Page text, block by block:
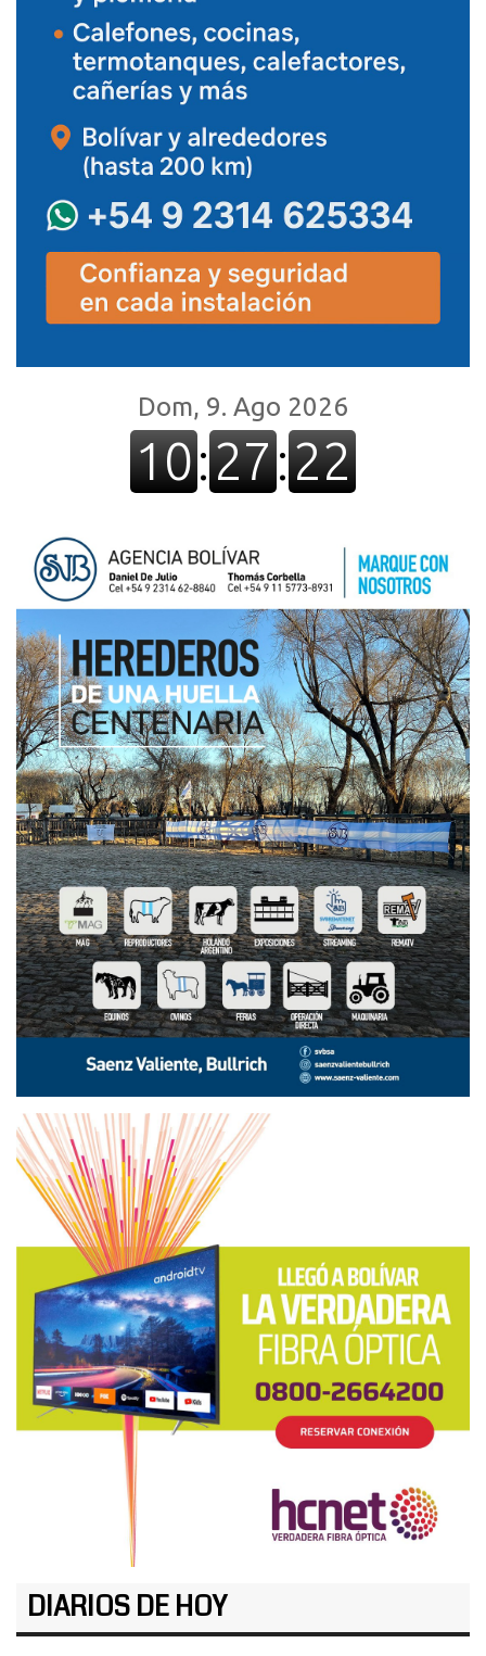
DIARIOS DE HOY